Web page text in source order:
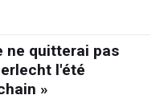
ne quitterai pas
l'été
»